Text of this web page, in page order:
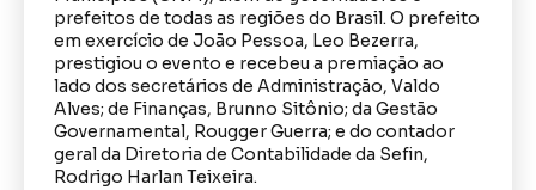
prefeitos de todas as regiões do Brasil. O prefeito
em exercício de João Pessoa, Leo Bezerra,
prestigiou o evento e recebeu a premiação ao
lado dos secretários de Administração, Valdo
Alves; de Finanças, Brunno Sitônio; da Gestão
Governamental, Rougger Guerra; e do contador
geral da Diretoria de Contabilidade da Sefin,
Rodrigo Harlan Teixeira.